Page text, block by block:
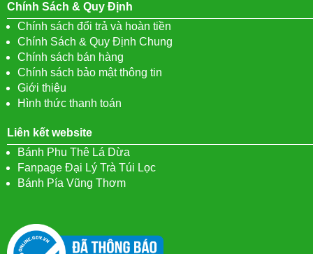
Chính Sách & Quy Định
Chính sách đổi trả và hoàn tiền
Chính Sách & Quy Định Chung
Chính sách bán hàng
Chính sách bảo mật thông tin
Giới thiệu
Hình thức thanh toán
Liên kết website
Bánh Phu Thê Lá Dừa
Fanpage Đại Lý Trà Túi Lọc
Bánh Pía Vũng Thơm